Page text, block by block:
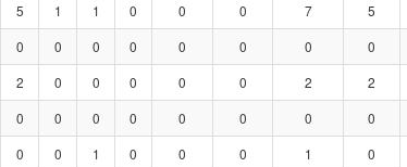
5 1 1 0 0 0 7 5
0 0 0 0 0 0 0 0
2 0 0 0 0 0 2 2
0 0 0 0 0 0 0 0
0 0 1 0 0 0 1 0